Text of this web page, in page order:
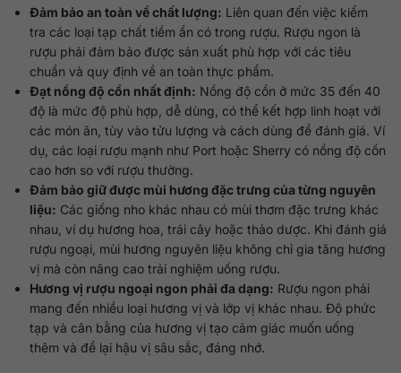
Đảm bảo an toàn về chất lượng: Liên quan đến việc kiểm
tra các loại tạp chất tiềm ẩn có trong rượu. Rượu ngon là
rượu phải đảm bảo được sản xuất phù hợp với các tiêu
chuẩn và quy định về an toàn thực phẩm.
Đạt nồng độ cồn nhất định: Nồng độ cồn ở mức 35 đến 40
độ là mức độ phù hợp, dễ dùng, có thể kết hợp linh hoạt với
các món ăn, tùy vào tửu lượng và cách dùng để đánh giá. Ví
dụ, các loại rượu mạnh như Port hoặc Sherry có nồng độ cồn
cao hơn so với rượu thường.
Đảm bảo giữ được mùi hương đặc trưng của từng nguyên
liệu: Các giống nho khác nhau có mùi thơm đặc trưng khác
nhau, ví dụ hương hoa, trái cây hoặc thảo dược. Khi đánh giá
rượu ngoại, mùi hương nguyên liệu không chỉ gia tăng hương
vị mà còn nâng cao trải nghiệm uống rượu.
Hương vị rượu ngoại ngon phải đa dạng: Rượu ngon phải
mang đến nhiều loại hương vị và lớp vị khác nhau. Độ phức
tạp và cân bằng của hương vị tạo cảm giác muốn uống
thêm và để lại hậu vị sâu sắc, đáng nhớ.